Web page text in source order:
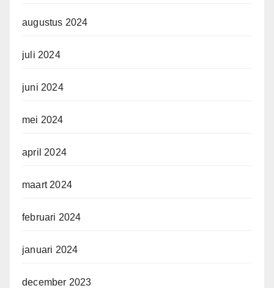
augustus 2024
juli 2024
juni 2024
mei 2024
april 2024
maart 2024
februari 2024
januari 2024
december 2023